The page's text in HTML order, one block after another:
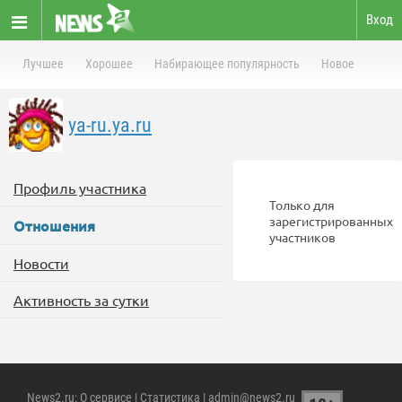
Вход
Лучшее Хорошее Набирающее популярность Новое
ya-ru.ya.ru
Профиль участника
Отношения
Новости
Активность за сутки
Только для
зарегистрированных
участников
News2.ru: О сервисе | Статистика | admin@news2.ru